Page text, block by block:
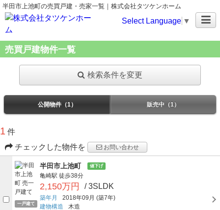
半田市上池町の売買戸建・売家一覧｜株式会社タツケンホーム
Select Language ▼
売買戸建物件一覧
検索条件を変更
公開物件（1） 販売中（1）
1 件
チェックした物件を
お問い合わせ
一戸建て
半田市上池町 値下げ
亀崎駅 徒歩38分
2,150万円 / 3SLDK
築年月 2018年09月 (築7年)
建物構造
木造